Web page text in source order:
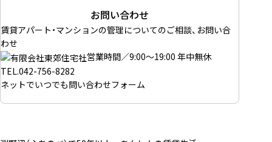
お問い合わせ
賃貸アパート・マンションの管理についてのご相談、お問い合
わせ
営業時間／9:00～19:00 年中無休
TEL.042-756-8282
ネットでいつでも問い合わせフォーム